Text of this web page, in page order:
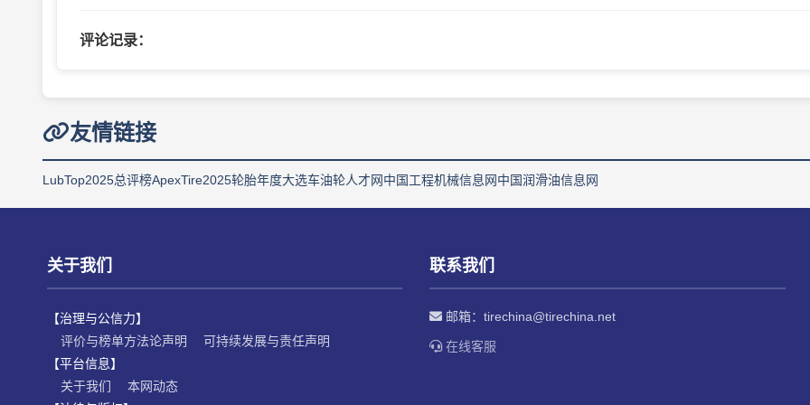
评论记录：
友情链接
LubTop2025总评榜ApexTire2025轮胎年度大选车油轮人才网中国工程机械信息网中国润滑油信息网
关于我们
【治理与公信力】
评价与榜单方法论声明
可持续发展与责任声明
【平台信息】
关于我们
本网动态
联系我们
邮箱：tirechina@tirechina.net
在线客服